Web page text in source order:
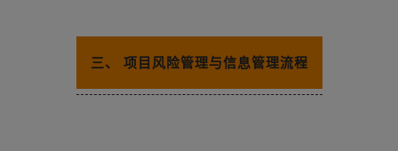
三、 项目风险管理与信息管理流程